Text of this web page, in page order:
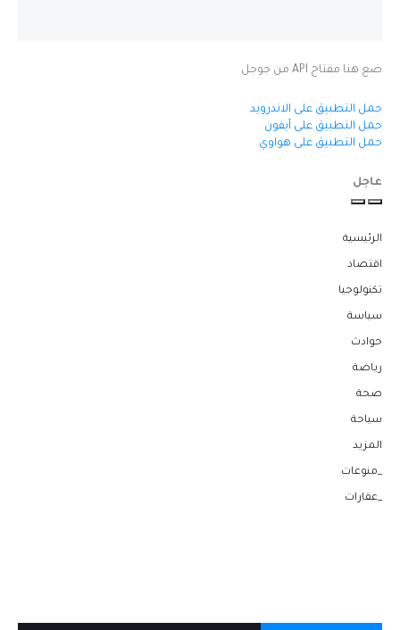
ضع هنا مفتاح API من جوجل
حمل التطبيق على الاندرويد
حمل التطبيق على آيفون
حمل التطبيق على هواوي
عاجل
الرئيسية
اقتصاد
تكنولوجيا
سياسة
حوادث
رياضة
صحة
سياحة
المزيد
_منوعات
_عقارات